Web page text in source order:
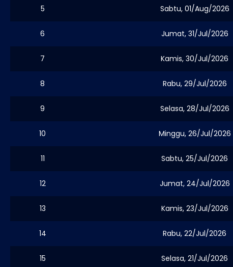
5 Sabtu, 01/Aug/2026
6 Jumat, 31/Jul/2026
7 Kamis, 30/Jul/2026
8 Rabu, 29/Jul/2026
9 Selasa, 28/Jul/2026
10 Minggu, 26/Jul/2026
11 Sabtu, 25/Jul/2026
12 Jumat, 24/Jul/2026
13 Kamis, 23/Jul/2026
14 Rabu, 22/Jul/2026
15 Selasa, 21/Jul/2026